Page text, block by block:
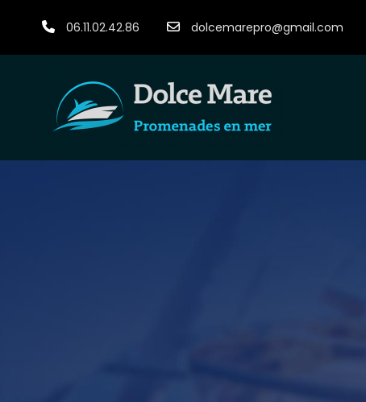
06.11.02.42.86 dolcemarepro@gmail.com